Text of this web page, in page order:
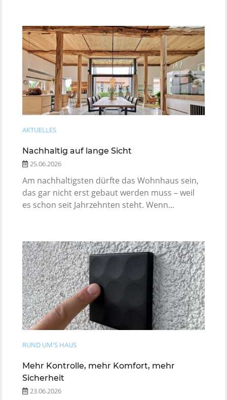
AKTUELLES
Nachhaltig auf lange Sicht
25.06.2026
Am nachhaltigsten dürfte das Wohnhaus sein,
das gar nicht erst gebaut werden muss – weil
es schon seit Jahrzehnten steht. Wenn...
RUND UM'S HAUS
Mehr Kontrolle, mehr Komfort, mehr
Sicherheit
23.06.2026